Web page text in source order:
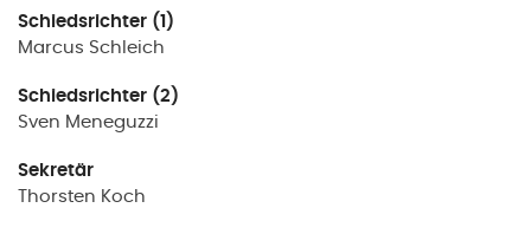
Schiedsrichter (1)
Marcus Schleich
Schiedsrichter (2)
Sven Meneguzzi
Sekretär
Thorsten Koch